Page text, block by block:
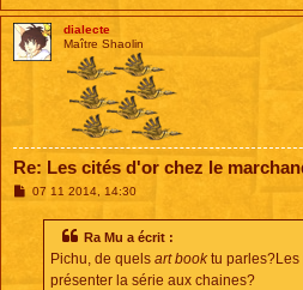
dialecte
Maître Shaolin
Re: Les cités d'or chez le
M07 11 2014, 14:30
Ra Mu a écrit :
Pichu, de quels art book tu
présenter la série aux chaines?